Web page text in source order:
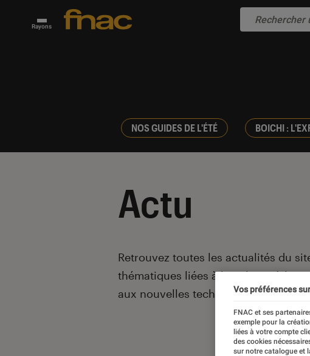
Rayons
NOS GUIDES DE L'ÉTÉ BOICHI :
Actu
Introduction
Retrouvez toutes les actualités du
thématiques liées à la culture, à la
aux nouvelles technologies.Vos préférences
FNAC et ses
exemple pour la
liées à votre compte
des cookies
sur notre catalogue et